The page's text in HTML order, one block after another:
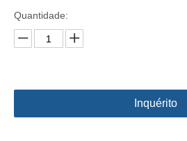
Quantidade:
Inquérito